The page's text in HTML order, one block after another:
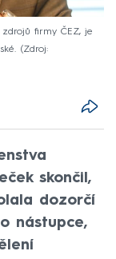
zdrojů firmy ČEZ, je
Zdroj:
skončil,
dozorčí
nástupce,